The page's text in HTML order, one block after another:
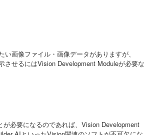
い画像ファイル・画像データがありますが、
させるにはVision Development Moduleが必要な
が必要になるのであれば、Vision Development